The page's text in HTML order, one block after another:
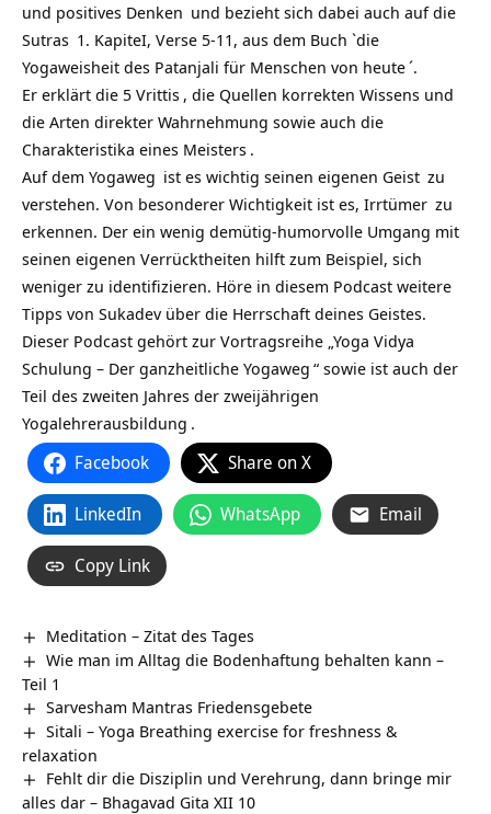
und positives Denken und bezieht sich dabei auch auf die
Sutras 1. KapiteI, Verse 5-11, aus dem Buch `die
Yogaweisheit des Patanjali für Menschen von heute´.
Er erklärt die 5 Vrittis , die Quellen korrekten Wissens und
die Arten direkter Wahrnehmung sowie auch die
Charakteristika eines Meisters .
Auf dem Yogaweg ist es wichtig seinen eigenen Geist zu
verstehen. Von besonderer Wichtigkeit ist es, Irrtümer zu
erkennen. Der ein wenig demütig-humorvolle Umgang mit
seinen eigenen Verrücktheiten hilft zum Beispiel, sich
weniger zu identifizieren. Höre in diesem Podcast weitere
Tipps von Sukadev über die Herrschaft deines Geistes.
Dieser Podcast gehört zur Vortragsreihe „Yoga Vidya
Schulung – Der ganzheitliche Yogaweg “ sowie ist auch der
Teil des zweiten Jahres der zweijährigen
Yogalehrerausbildung .
Facebook Share on X
LinkedIn WhatsApp Email
Copy Link
Meditation – Zitat des Tages
Wie man im Alltag die Bodenhaftung behalten kann –
Teil 1
Sarvesham Mantras Friedensgebete
Sitali – Yoga Breathing exercise for freshness &
relaxation
Fehlt dir die Disziplin und Verehrung, dann bringe mir
alles dar – Bhagavad Gita XII 10